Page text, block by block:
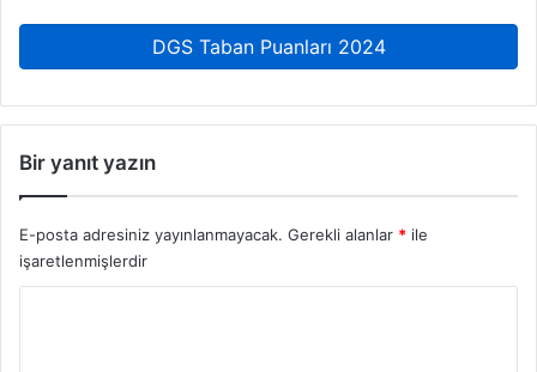
DGS Taban Puanları 2024
Bir yanıt yazın
E-posta adresiniz yayınlanmayacak. Gerekli alanlar * ile
işaretlenmişlerdir